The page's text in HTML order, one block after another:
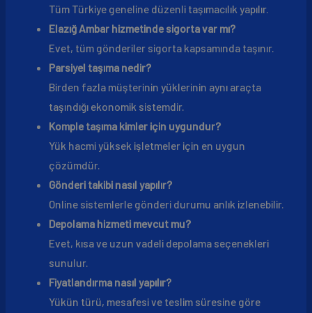
Tüm Türkiye geneline düzenli taşımacılık yapılır.
Elazığ Ambar hizmetinde sigorta var mı?
Evet, tüm gönderiler sigorta kapsamında taşınır.
Parsiyel taşıma nedir?
Birden fazla müşterinin yüklerinin aynı araçta
taşındığı ekonomik sistemdir.
Komple taşıma kimler için uygundur?
Yük hacmi yüksek işletmeler için en uygun
çözümdür.
Gönderi takibi nasıl yapılır?
Online sistemlerle gönderi durumu anlık izlenebilir.
Depolama hizmeti mevcut mu?
Evet, kısa ve uzun vadeli depolama seçenekleri
sunulur.
Fiyatlandırma nasıl yapılır?
Yükün türü, mesafesi ve teslim süresine göre